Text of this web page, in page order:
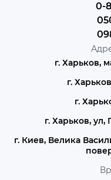
0-
г. Харьков,
г.
г.
г. Харьков,
г. Киев, Велика